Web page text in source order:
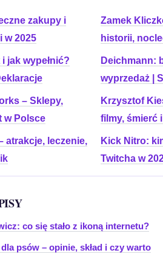
zakupy i
w 2025
Zamek
historii,
jak wypełnić?
Deichmann:
wyprzedaż |
– Sklepy,
w Polsce
Krzysztof
filmy, śmierć
atrakcje, leczenie,
Kick Nitro:
Twitcha w
co się stało z ikoną internetu?
psów – opinie, skład i czy warto